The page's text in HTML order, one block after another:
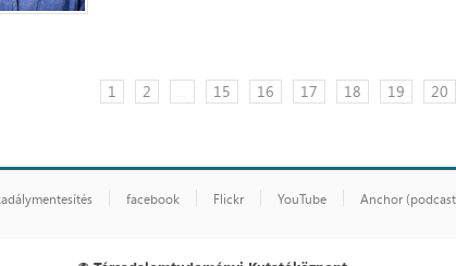
1 2 ... 15 16 17 18 19 20
facebook Flickr YouTube
Anchor